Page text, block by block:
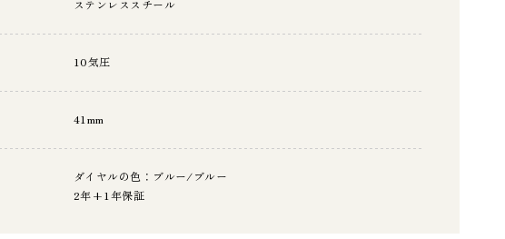
ステンレススチール
10気圧
41mm
ダイヤルの色：ブルー/ブルー
2年+1年保証